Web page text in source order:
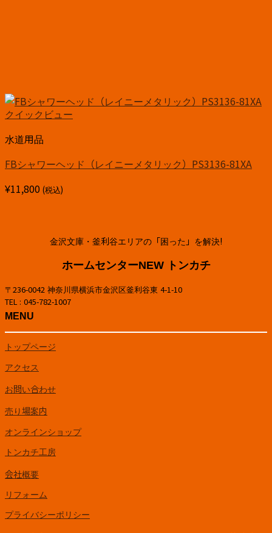
クイックビュー
水道用品
FBシャワーヘッド（レイニーメタリック）PS3136-81XA
¥11,800 (税込)
金沢文庫・釜利谷エリアの「困った」を解決!
ホームセンターNEW トンカチ
〒236-0042 神奈川県横浜市金沢区釜利谷東 4-1-10
TEL : 045-782-1007
MENU
トップページ
アクセス
お問い合わせ
売り場案内
オンラインショップ
トンカチ工房
会社概要
リフォーム
プライバシーポリシー